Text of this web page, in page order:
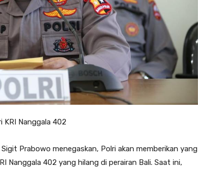
KRI Nanggala 402
Prabowo menegaskan, Polri akan memberikan yang
Nanggala 402 yang hilang di perairan Bali. Saat ini,